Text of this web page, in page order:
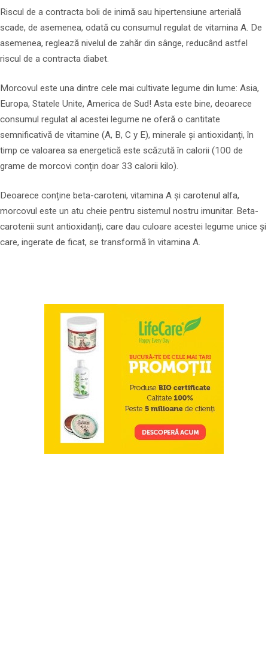
Riscul de a contracta boli de inimă sau hipertensiune arterială
scade, de asemenea, odată cu consumul regulat de vitamina A. De
asemenea, reglează nivelul de zahăr din sânge, reducând astfel
riscul de a contracta diabet.
Morcovul este una dintre cele mai cultivate legume din lume: Asia,
Europa, Statele Unite, America de Sud! Asta este bine, deoarece
consumul regulat al acestei legume ne oferă o cantitate
semnificativă de vitamine (A, B, C y E), minerale și antioxidanți, în
timp ce valoarea sa energetică este scăzută în calorii (100 de
grame de morcovi conțin doar 33 calorii kilo).
Deoarece conține beta-caroteni, vitamina A și carotenul alfa,
morcovul este un atu cheie pentru sistemul nostru imunitar. Beta-
carotenii sunt antioxidanți, care dau culoare acestei legume unice și
care, ingerate de ficat, se transformă în vitamina A.